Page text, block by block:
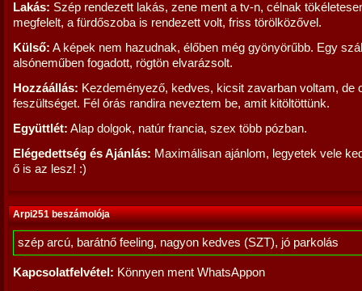
Lakás: Szép rendezett lakás, zene ment a tv-n, célnak
megfelelt, a fürdőszoba is rendezett volt, friss törölközővel.
Külső: A képek nem hazudnak, élőben még gyönyörűbb. Egy szál
alsóneműben fogadott, rögtön elvarázsolt.
Hozzáállás: Kezdeményező, kedves, kicsit zavarban voltam, de
feszültséget. Fél órás randira neveztem be, amit kitöltöttünk.
Együttlét: Alap dolgok, natúr francia, szex több pózban.
Elégedettség és Ajánlás: Maximálisan ajánlom, legyetek vele
ő is az lesz! :)
Arpi251 beszámolója
szép arcú, barátnő feeling, nagyon kedves (SZT), jó parkolás
Kapcsolatfelvétel: Könnyen ment WhatsAppon